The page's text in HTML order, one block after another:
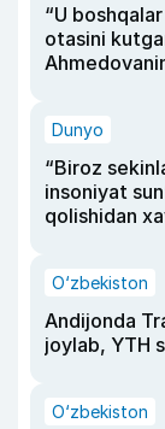
“U
otasini
Dunyo
“Biroz
insoniyat
qolishidan
O‘zbekiston
Andijonda
joylab, YTH
O‘zbekiston